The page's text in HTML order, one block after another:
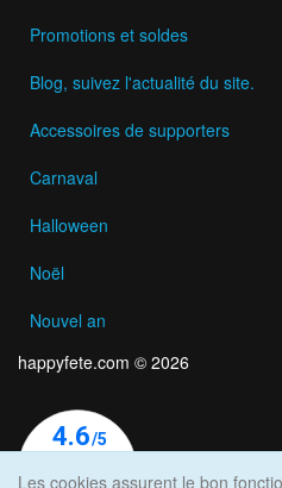
Promotions et soldes
Blog, suivez l'actualité du site.
Accessoires de supporters
Carnaval
Halloween
Noël
Nouvel an
happyfete.com © 2026
Les cookies assurent le bon